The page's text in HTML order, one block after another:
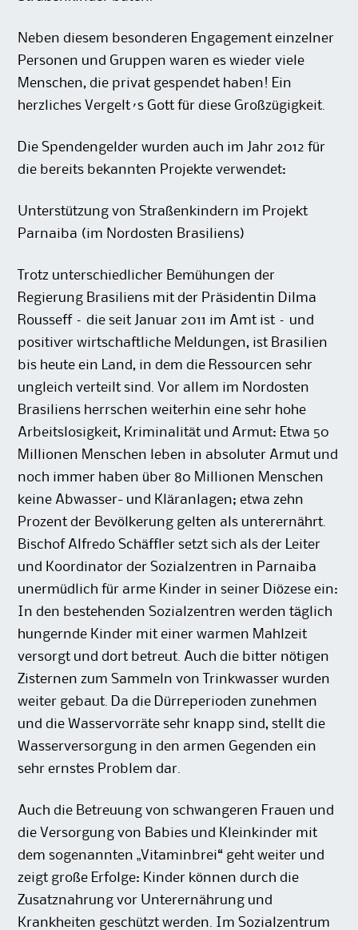
Neben diesem besonderen Engagement einzelner
Personen und Gruppen waren es wieder viele
Menschen, die privat gespendet haben! Ein
herzliches Vergelt´s Gott für diese Großzügigkeit.
Die Spendengelder wurden auch im Jahr 2012 für
die bereits bekannten Projekte verwendet:
Unterstützung von Straßenkindern im Projekt
Parnaiba (im Nordosten Brasiliens)
Trotz unterschiedlicher Bemühungen der
Regierung Brasiliens mit der Präsidentin Dilma
Rousseff – die seit Januar 2011 im Amt ist – und
positiver wirtschaftliche Meldungen, ist Brasilien
bis heute ein Land, in dem die Ressourcen sehr
ungleich verteilt sind. Vor allem im Nordosten
Brasiliens herrschen weiterhin eine sehr hohe
Arbeitslosigkeit, Kriminalität und Armut: Etwa 50
Millionen Menschen leben in absoluter Armut und
noch immer haben über 80 Millionen Menschen
keine Abwasser- und Kläranlagen; etwa zehn
Prozent der Bevölkerung gelten als unterernährt.
Bischof Alfredo Schäffler setzt sich als der Leiter
und Koordinator der Sozialzentren in Parnaiba
unermüdlich für arme Kinder in seiner Diözese ein:
In den bestehenden Sozialzentren werden täglich
hungernde Kinder mit einer warmen Mahlzeit
versorgt und dort betreut. Auch die bitter nötigen
Zisternen zum Sammeln von Trinkwasser wurden
weiter gebaut. Da die Dürreperioden zunehmen
und die Wasservorräte sehr knapp sind, stellt die
Wasserversorgung in den armen Gegenden ein
sehr ernstes Problem dar.
Auch die Betreuung von schwangeren Frauen und
die Versorgung von Babies und Kleinkinder mit
dem sogenannten „Vitaminbrei“ geht weiter und
zeigt große Erfolge: Kinder können durch die
Zusatznahrung vor Unterernährung und
Krankheiten geschützt werden. Im Sozialzentrum